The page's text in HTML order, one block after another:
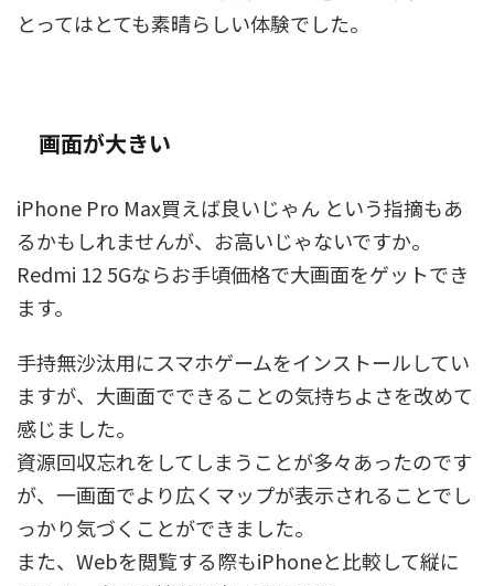
とってはとても素晴らしい体験でした。
画面が大きい
iPhone Pro Max買えば良いじゃん という指摘もあ
るかもしれませんが、お高いじゃないですか。
Redmi 12 5Gならお手頃価格で大画面をゲットでき
ます。
手持無沙汰用にスマホゲームをインストールしてい
ますが、大画面でできることの気持ちよさを改めて
感じました。
資源回収忘れをしてしまうことが多々あったのです
が、一画面でより広くマップが表示されることでし
っかり気づくことができました。
また、Webを閲覧する際もiPhoneと比較して縦に